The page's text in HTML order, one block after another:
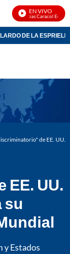
EN VIVO
Noticias Caracol En Vivo
DE LA
de EE. UU.
UU.
su
y Estados